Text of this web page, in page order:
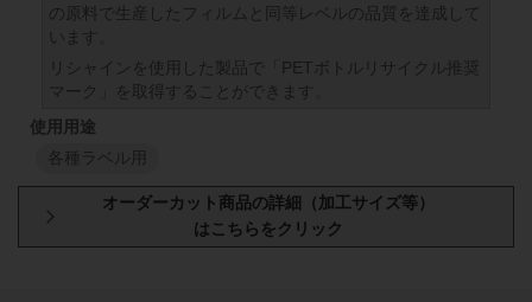
の原料で生産したフィルムと同等レベルの品質を達成して
います。
リシャインを使用した製品で「PETボトルリサイクル推奨
マーク」を取得することができます。
各種ラベル用